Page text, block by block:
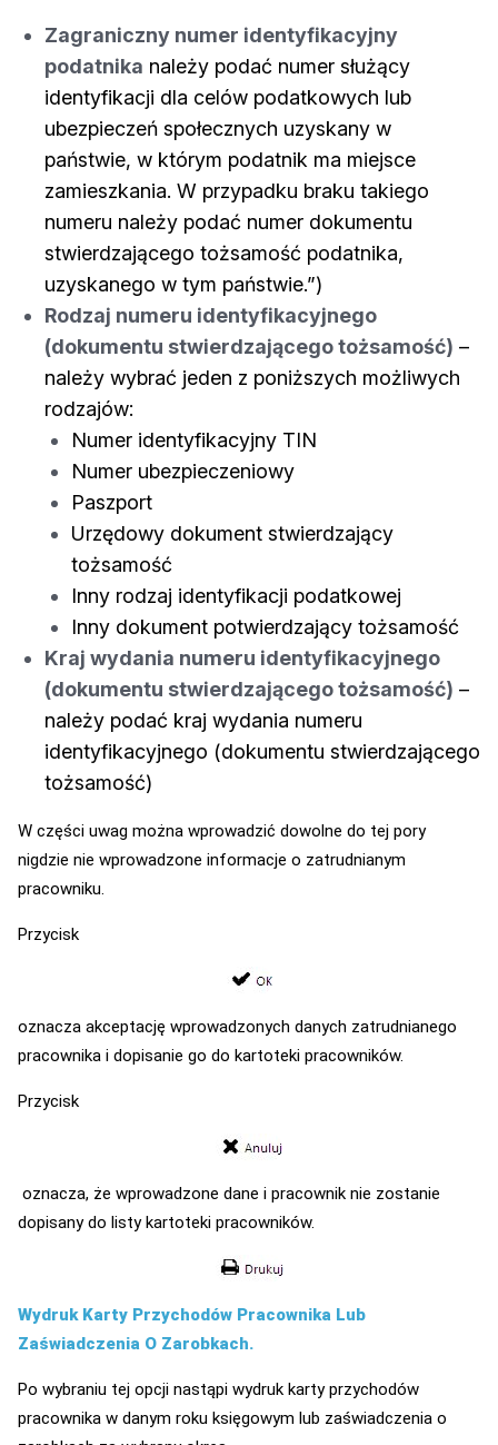
Zagraniczny numer identyfikacyjny
podatnika należy podać numer służący
identyfikacji dla celów podatkowych lub
ubezpieczeń społecznych uzyskany w
państwie, w którym podatnik ma miejsce
zamieszkania. W przypadku braku takiego
numeru należy podać numer dokumentu
stwierdzającego tożsamość podatnika,
uzyskanego w tym państwie.”)
Rodzaj numeru identyfikacyjnego
(dokumentu stwierdzającego tożsamość) –
należy wybrać jeden z poniższych możliwych
rodzajów:
Numer identyfikacyjny TIN
Numer ubezpieczeniowy
Paszport
Urzędowy dokument stwierdzający
tożsamość
Inny rodzaj identyfikacji podatkowej
Inny dokument potwierdzający tożsamość
Kraj wydania numeru identyfikacyjnego
(dokumentu stwierdzającego tożsamość) –
należy podać kraj wydania numeru
identyfikacyjnego (dokumentu stwierdzającego
tożsamość)
W części uwag można wprowadzić dowolne do tej pory
nigdzie nie wprowadzone informacje o zatrudnianym
pracowniku.
Przycisk
oznacza akceptację wprowadzonych danych zatrudnianego
pracownika i dopisanie go do kartoteki pracowników.
Przycisk
oznacza, że wprowadzone dane i pracownik nie zostanie
dopisany do listy kartoteki pracowników.
Wydruk Karty Przychodów Pracownika Lub
Zaświadczenia O Zarobkach.
Po wybraniu tej opcji nastąpi wydruk karty przychodów
pracownika w danym roku księgowym lub zaświadczenia o